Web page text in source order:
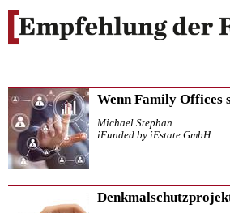
Wenn Family Offices
Michael Stephan
iFunded by iEstate GmbH